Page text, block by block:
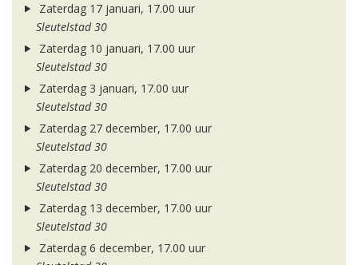
Zaterdag 17 januari, 17.00 uur
Sleutelstad 30
Zaterdag 10 januari, 17.00 uur
Sleutelstad 30
Zaterdag 3 januari, 17.00 uur
Sleutelstad 30
Zaterdag 27 december, 17.00 uur
Sleutelstad 30
Zaterdag 20 december, 17.00 uur
Sleutelstad 30
Zaterdag 13 december, 17.00 uur
Sleutelstad 30
Zaterdag 6 december, 17.00 uur